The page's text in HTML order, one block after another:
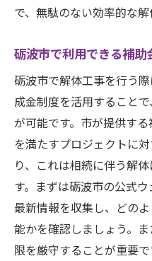
で、無駄のない効率的な解
砺波市で利用できる補助
砺波市で解体工事を行う
成金制度を活用すること
が可能です。市が提供す
を満たすプロジェクトに
り、これは相続に伴う解
す。まずは砺波市の公式
最新情報を収集し、どの
能かを確認しましょう。
限を厳守することが重要